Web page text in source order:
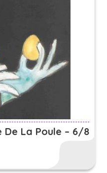
La Poule – 6/8